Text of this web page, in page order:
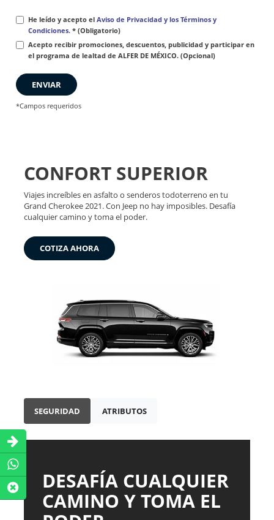
He leído y acepto el Aviso de Privacidad y los Términos y
Condiciones. * (Obligatorio)
Acepto recibir promociones, descuentos, publicidad y participar en
el programa de lealtad de ALFER DE MÉXICO. (Opcional)
ENVIAR
*Campos requeridos
CONFORT SUPERIOR
Viajes increíbles en asfalto o senderos todoterreno en tu
Grand Cherokee 2021. Con Jeep no hay imposibles. Desafía
cualquier camino y toma el poder.
COTIZA AHORA
SEGURIDAD ATRIBUTOS
DESAFÍA CUALQUIER
CAMINO Y TOMA EL